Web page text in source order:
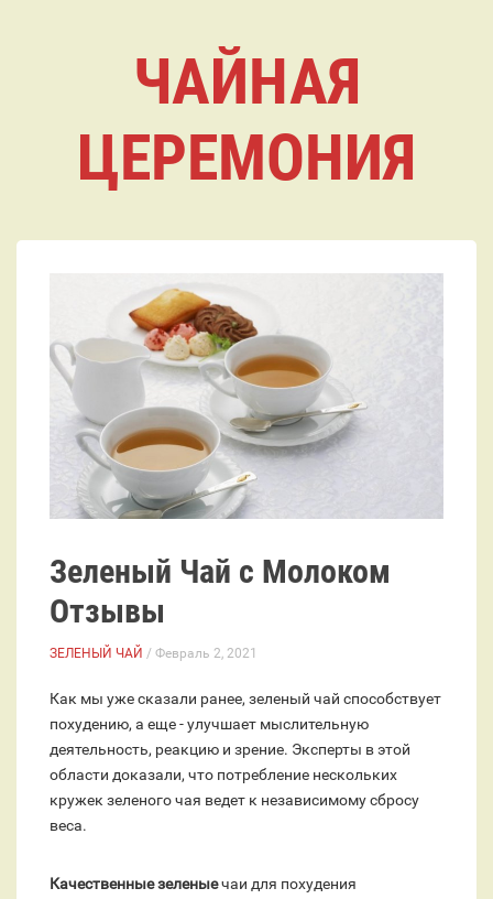
ЧАЙНАЯ
ЦЕРЕМОНИЯ
Зеленый Чай с Молоком
Отзывы
ЗЕЛЕНЫЙ ЧАЙ / Февраль 2, 2021
Как мы уже сказали ранее, зеленый чай способствует
похудению, а еще - улучшает мыслительную
деятельность, реакцию и зрение. Эксперты в этой
области доказали, что потребление нескольких
кружек зеленого чая ведет к независимому сбросу
веса.
Качественные зеленыечаи для похудения